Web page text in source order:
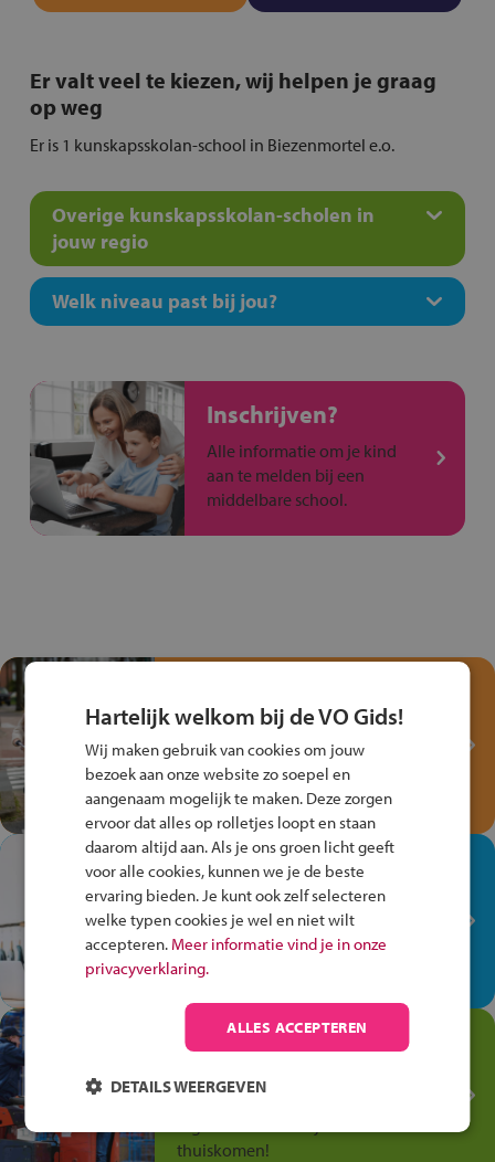
Er valt veel te kiezen, wij helpen je graag
op weg
Er is 1 kunskapsskolan-school in Biezenmortel e.o.
Overige kunskapsskolan-scholen in
jouw regio
Welk niveau past bij jou?
Inschrijven?
Alle informatie om je kind
aan te melden bij een
middelbare school.
Fiets Veilig
Verkeersspel!
Speel het Fiets Veilig Verkeersspel
en win een Cortina-fiets!
In de winkel ben je op je
plek!
Ontdek via het vmbo jouw talent
op de winkelvloer, waar elke dag
anders is!
Jouw talent in de
thuiskomen!
Hartelijk welkom bij de VO Gids!
Wij maken gebruik van cookies om jouw
bezoek aan onze website zo soepel en
aangenaam mogelijk te maken. Deze zorgen
ervoor dat alles op rolletjes loopt en staan
daarom altijd aan. Als je ons groen licht geeft
voor alle cookies, kunnen we je de beste
ervaring bieden. Je kunt ook zelf selecteren
welke typen cookies je wel en niet wilt
accepteren. Meer informatie vind je in onze
privacyverklaring.
ALLES ACCEPTEREN
DETAILS WEERGEVEN